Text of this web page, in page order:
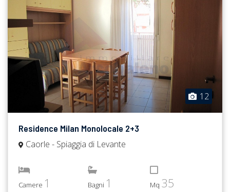
12
Residence Milan Monolocale 2+3
Caorle - Spiaggia di Levante
Camere 1 Bagni 1 Mq 35